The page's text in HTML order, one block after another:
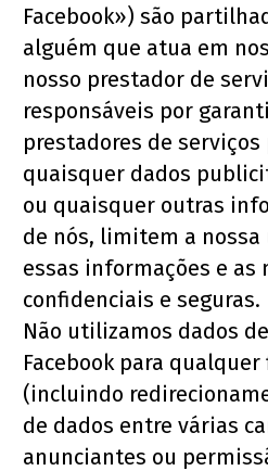
Facebook») são
alguém que atua em
nosso prestador de
responsáveis por
prestadores de serviços
quaisquer dados
ou quaisquer outras
de nós, limitem a
essas informações e as
confidenciais e seguras.
Não utilizamos dados
Facebook para
(incluindo
de dados entre várias
anunciantes ou